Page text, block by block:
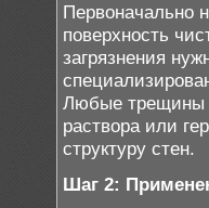
Первоначально
поверхность
загрязнения
Любые трещины
раствора или
структуру стен.
Шаг 2: